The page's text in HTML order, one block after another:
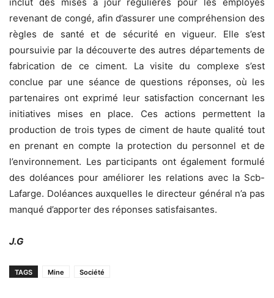
revenant de congé, afin d’assurer une compréhension des
règles de santé et de sécurité en vigueur. Elle s’est
poursuivie par la découverte des autres départements de
fabrication de ce ciment. La visite du complexe s’est
conclue par une séance de questions réponses, où les
partenaires ont exprimé leur satisfaction concernant les
initiatives mises en place. Ces actions permettent la
production de trois types de ciment de haute qualité tout
en prenant en compte la protection du personnel et de
l’environnement. Les participants ont également formulé
des doléances pour améliorer les relations avec la Scb-
Lafarge. Doléances auxquelles le directeur général n’a pas
manqué d’apporter des réponses satisfaisantes.
J.G
TAGS Mine Société